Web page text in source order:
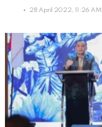
28 April 2022, 11:26 AM